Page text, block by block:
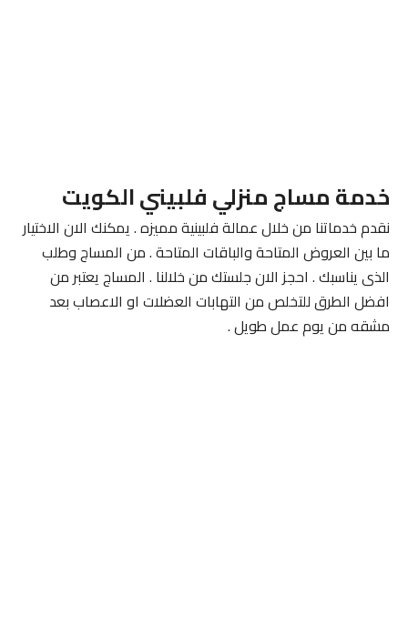
خدمة مساج منزلي فلبيني الكويت
نقدم خدماتنا من خلال عمالة فلبينية مميزه . يمكنك الان الاختيار
ما بين العروض المتاحة والباقات المتاحة . من المساج وطلب
الذى يناسبك . احجز الان جلستك من خلالنا . المساج يعتبر من
افضل الطرق للتخلص من التهابات العضلات او الاعصاب بعد
مشقه من يوم عمل طويل .